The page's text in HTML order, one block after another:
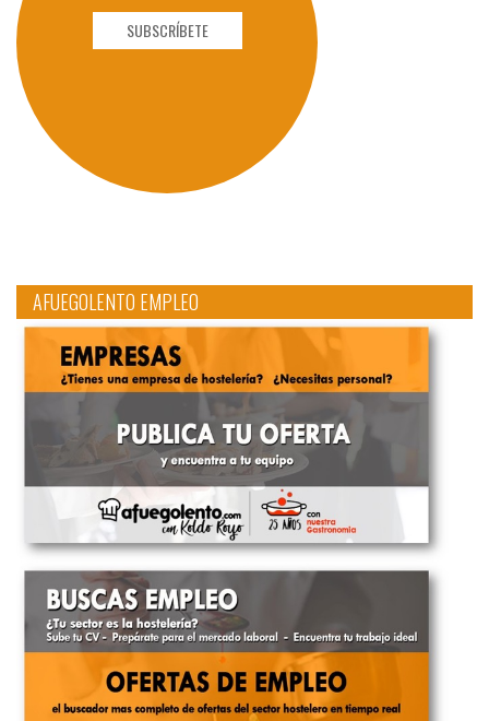
SUBSCRÍBETE
AFUEGOLENTO EMPLEO